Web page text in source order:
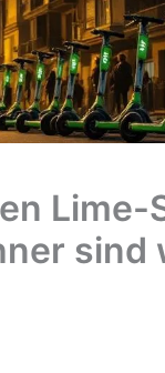
Lime-
sind